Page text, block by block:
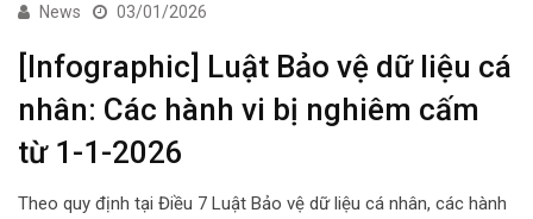
News 03/01/2026
[Infographic] Luật Bảo vệ dữ liệu cá
nhân: Các hành vi bị nghiêm cấm
từ 1-1-2026
Theo quy định tại Điều 7 Luật Bảo vệ dữ liệu cá nhân, các hành